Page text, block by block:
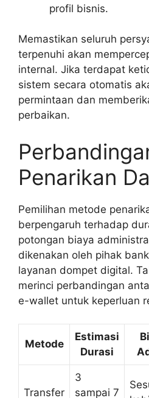
profil bisnis.
Memastikan seluruh
terpenuhi akan
internal. Jika terdapat
sistem secara otomatis
permintaan dan
perbaikan.
Penarikan
Pemilihan metode
berpengaruh terhadap
potongan biaya
dikenakan oleh pihak
layanan dompet digital.
merinci perbandingan
e-wallet untuk keperluan
Metode
Estimasi
Durasi
Transfer
3
sampai 7